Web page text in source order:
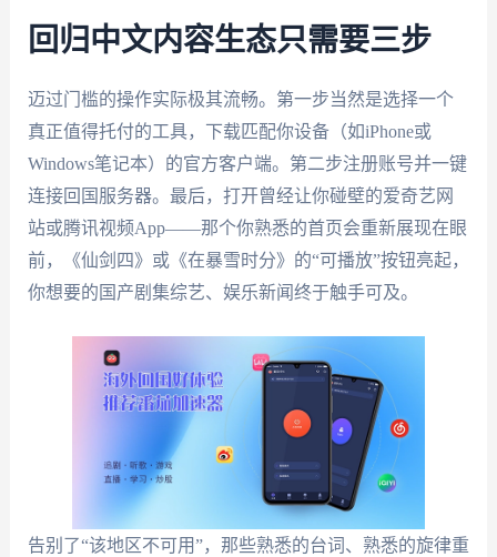
回归中文内容生态只需要三步
迈过门槛的操作实际极其流畅。第一步当然是选择一个
真正值得托付的工具，下载匹配你设备（如iPhone或
Windows笔记本）的官方客户端。第二步注册账号并一键
连接回国服务器。最后，打开曾经让你碰壁的爱奇艺网
站或腾讯视频App——那个你熟悉的首页会重新展现在眼
前，《仙剑四》或《在暴雪时分》的“可播放”按钮亮起，
你想要的国产剧集综艺、娱乐新闻终于触手可及。
告别了“该地区不可用”，那些熟悉的台词、熟悉的旋律重